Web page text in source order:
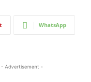
WhatsApp
- Advertisement -